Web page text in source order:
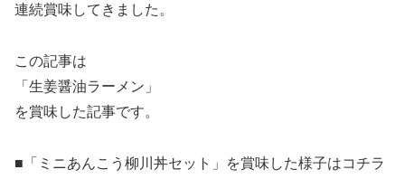
連続賞味してきました。
この記事は
「生姜醤油ラーメン」
を賞味した記事です。
■「ミニあんこう柳川丼セット」を賞味した様子はコチラ